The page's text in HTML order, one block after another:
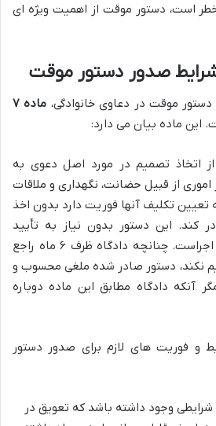
است، دستور موقت از اهمیت ویژه ای
صدور دستور موقت
موقت در دعاوی خانوادگی،
ماده ۷
این ماده بیان می دارد:
اتخاذ تصمیم در مورد اصل دعوی به
از قبیل حضانت، نگهداری و ملاقات
تکلیف آنها فوریت دارد بدون اخذ
کند. این دستور بدون نیاز به تأیید
رئیس حوزه قضائی قابل اجراست. چنانچه دادگاه ظرف ۶ ماه راجع
نکند، دستور صادر شده ملغی محسوب و
آنکه دادگاه مطابق این ماده دوباره
و فوریت های لازم برای صدور دستور
شرایطی وجود داشته باشد که تعویق در